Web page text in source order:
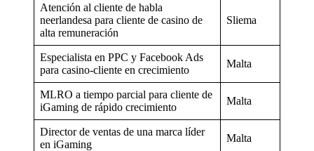
Atención al cliente de habla
neerlandesa para cliente de casino de
alta remuneración
Sliema
Especialista en PPC y Facebook Ads
para casino-cliente en crecimiento
Malta
MLRO a tiempo parcial para cliente de
iGaming de rápido crecimiento
Malta
Director de ventas de una marca líder
en iGaming
Malta